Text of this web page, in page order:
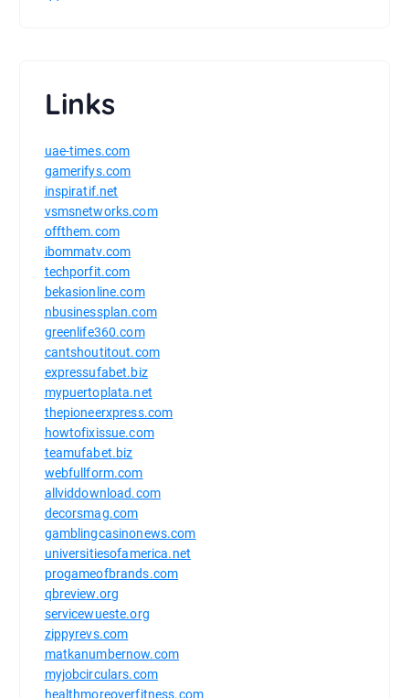
Links
uae-times.com
gamerifys.com
inspiratif.net
vsmsnetworks.com
offthem.com
ibommatv.com
techporfit.com
bekasionline.com
nbusinessplan.com
greenlife360.com
cantshoutitout.com
expressufabet.biz
mypuertoplata.net
thepioneerxpress.com
howtofixissue.com
teamufabet.biz
webfullform.com
allviddownload.com
decorsmag.com
gamblingcasinonews.com
universitiesofamerica.net
progameofbrands.com
qbreview.org
servicewueste.org
zippyrevs.com
matkanumbernow.com
myjobcirculars.com
healthmoreoverfitness.com